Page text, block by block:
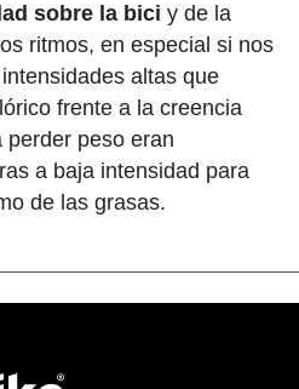
sobre la bici y de la
ritmos, en especial si nos
altas que
frente a la creencia
perder peso eran
a baja intensidad para
de las grasas.